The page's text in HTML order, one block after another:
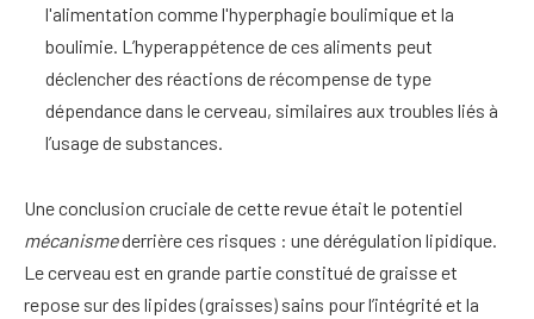
l'alimentation comme l'hyperphagie boulimique et la
boulimie. L’hyperappétence de ces aliments peut
déclencher des réactions de récompense de type
dépendance dans le cerveau, similaires aux troubles liés à
l’usage de substances.
Une conclusion cruciale de cette revue était le potentiel
mécanismederrière ces risques : une dérégulation lipidique.
Le cerveau est en grande partie constitué de graisse et
repose sur des lipides (graisses) sains pour l’intégrité et la